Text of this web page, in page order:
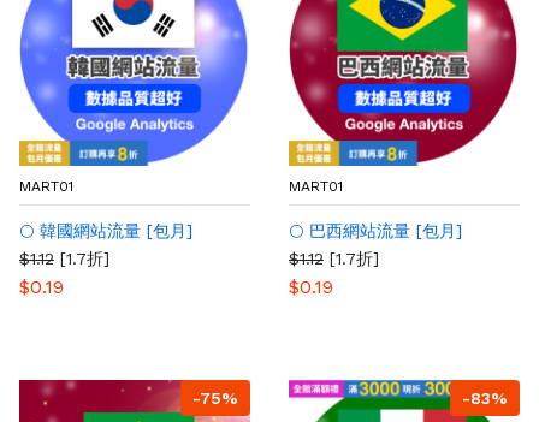
MART01
🌕 韓國網站流量 [包月]
$1.12 [1.7折]
$0.19
MART01
🌕 巴西網站流量 [包月]
$1.12 [1.7折]
$0.19
-75% -83%